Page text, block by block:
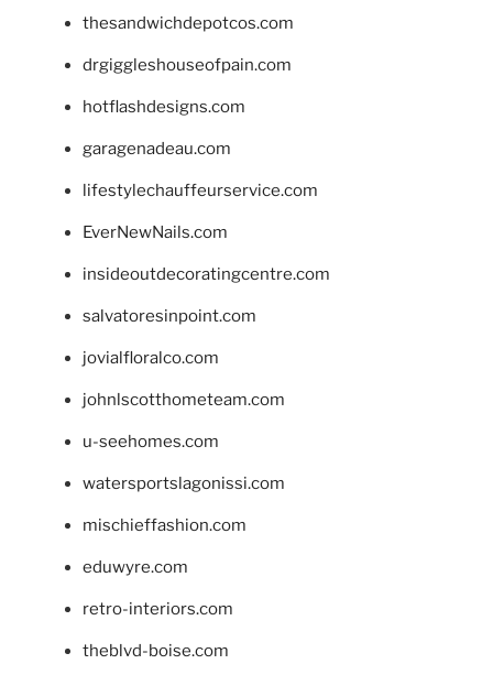
thesandwichdepotcos.com
drgiggleshouseofpain.com
hotflashdesigns.com
garagenadeau.com
lifestylechauffeurservice.com
EverNewNails.com
insideoutdecoratingcentre.com
salvatoresinpoint.com
jovialfloralco.com
johnlscotthometeam.com
u-seehomes.com
watersportslagonissi.com
mischieffashion.com
eduwyre.com
retro-interiors.com
theblvd-boise.com